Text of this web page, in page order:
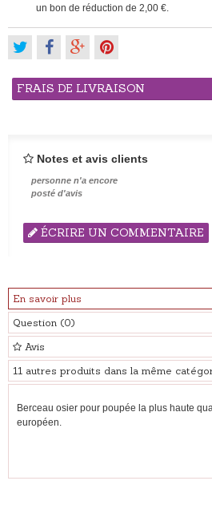
un bon de réduction de 2,00 €
FRAIS DE LIVRAISON
Notes et avis clients
personne n'a encore
posté d'avis
ÉCRIRE UN COMMENTAIRE
En savoir plus
Question (0)
Avis
11 autres produits dans la même
Berceau osier pour poupée la plus haute
européen.